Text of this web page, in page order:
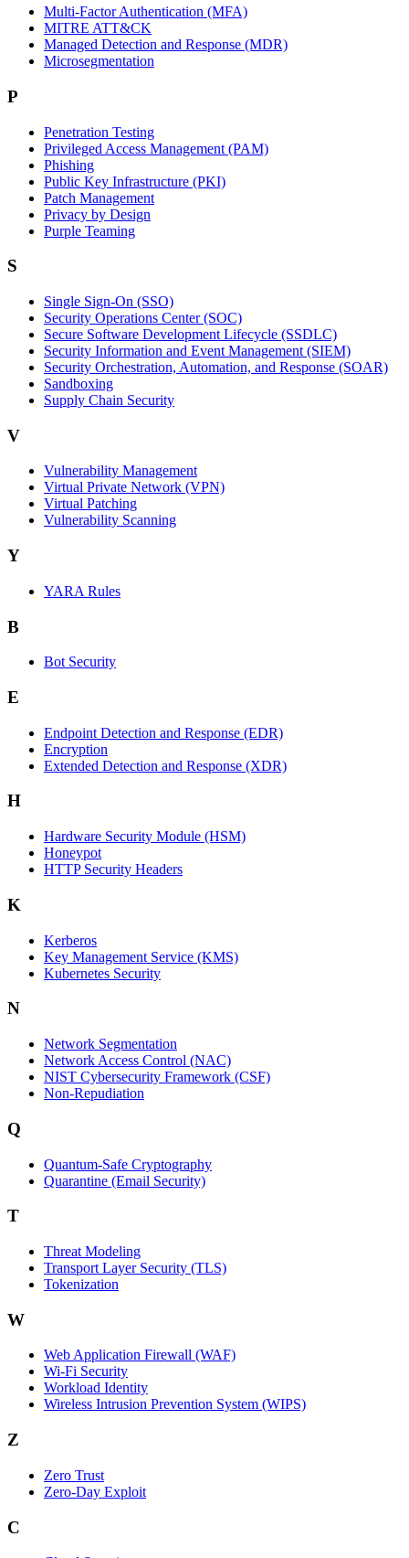
Multi-Factor Authentication (MFA)
MITRE ATT&CK
Managed Detection and Response (MDR)
Microsegmentation
P
Penetration Testing
Privileged Access Management (PAM)
Phishing
Public Key Infrastructure (PKI)
Patch Management
Privacy by Design
Purple Teaming
S
Single Sign-On (SSO)
Security Operations Center (SOC)
Secure Software Development Lifecycle (SSDLC)
Security Information and Event Management (SIEM)
Security Orchestration, Automation, and Response (SOAR)
Sandboxing
Supply Chain Security
V
Vulnerability Management
Virtual Private Network (VPN)
Virtual Patching
Vulnerability Scanning
Y
YARA Rules
B
Bot Security
E
Endpoint Detection and Response (EDR)
Encryption
Extended Detection and Response (XDR)
H
Hardware Security Module (HSM)
Honeypot
HTTP Security Headers
K
Kerberos
Key Management Service (KMS)
Kubernetes Security
N
Network Segmentation
Network Access Control (NAC)
NIST Cybersecurity Framework (CSF)
Non-Repudiation
Q
Quantum-Safe Cryptography
Quarantine (Email Security)
T
Threat Modeling
Transport Layer Security (TLS)
Tokenization
W
Web Application Firewall (WAF)
Wi‑Fi Security
Workload Identity
Wireless Intrusion Prevention System (WIPS)
Z
Zero Trust
Zero‑Day Exploit
C